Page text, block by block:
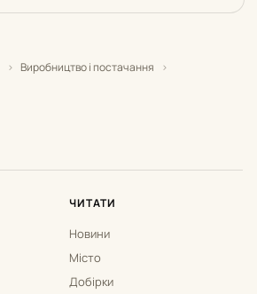
› Виробництво і постачання
›
ЧИТАТИ
Новини
Місто
Добірки